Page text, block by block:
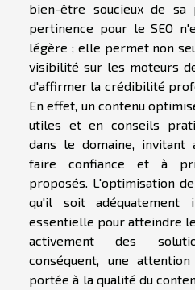
bien-être soucieux de sa
pertinence pour le SEO
légère ; elle permet non
visibilité sur les moteurs
d'affirmer la crédibilité
En effet, un contenu
utiles et en conseils
dans le domaine, invitant
faire confiance et à
proposés. L'optimisation
qu'il soit adéquatement
essentielle pour atteindre
activement des
conséquent, une
portée à la qualité du